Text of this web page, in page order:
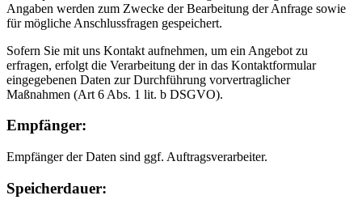
Angaben werden zum Zwecke der Bearbeitung der Anfrage sowie
für mögliche Anschlussfragen gespeichert.
Sofern Sie mit uns Kontakt aufnehmen, um ein Angebot zu
erfragen, erfolgt die Verarbeitung der in das Kontaktformular
eingegebenen Daten zur Durchführung vorvertraglicher
Maßnahmen (Art 6 Abs. 1 lit. b DSGVO).
Empfänger:
Empfänger der Daten sind ggf. Auftragsverarbeiter.
Speicherdauer: